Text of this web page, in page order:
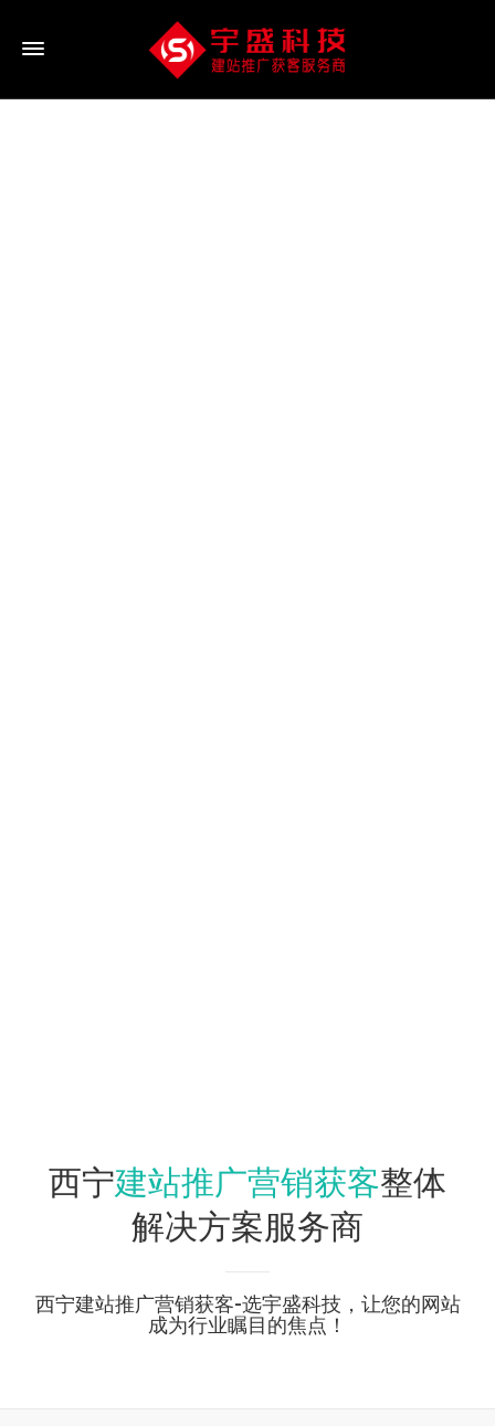
西宁建站推广营销获客整体
解决方案服务商
西宁建站推广营销获客-选宇盛科技，让您的网站
成为行业瞩目的焦点！